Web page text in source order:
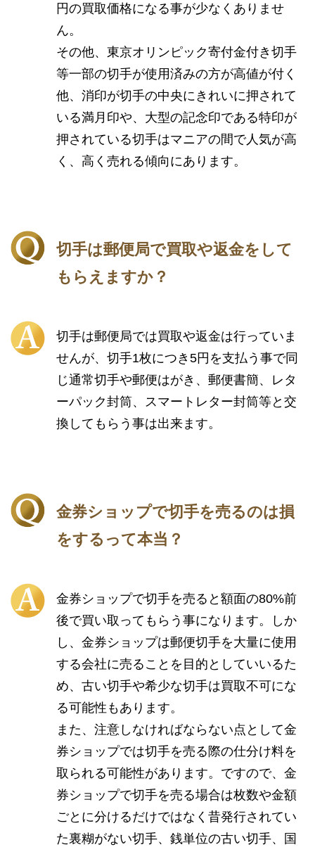
円の買取価格になる事が少なくありませ
ん。
その他、東京オリンピック寄付金付き切手
等一部の切手が使用済みの方が高値が付く
他、消印が切手の中央にきれいに押されて
いる満月印や、大型の記念印である特印が
押されている切手はマニアの間で人気が高
く、高く売れる傾向にあります。
切手は郵便局で買取や返金をして
もらえますか？
切手は郵便局では買取や返金は行っていま
せんが、切手1枚につき5円を支払う事で同
じ通常切手や郵便はがき、郵便書簡、レタ
ーパック封筒、スマートレター封筒等と交
換してもらう事は出来ます。
金券ショップで切手を売るのは損
をするって本当？
金券ショップで切手を売ると額面の80%前
後で買い取ってもらう事になります。しか
し、金券ショップは郵便切手を大量に使用
する会社に売ることを目的としていいるた
め、古い切手や希少な切手は買取不可にな
る可能性もあります。
また、注意しなければならない点として金
券ショップでは切手を売る際の仕分け料を
取られる可能性があります。ですので、金
券ショップで切手を売る場合は枚数や金額
ごとに分けるだけではなく昔発行されてい
た裏糊がない切手、銭単位の古い切手、国